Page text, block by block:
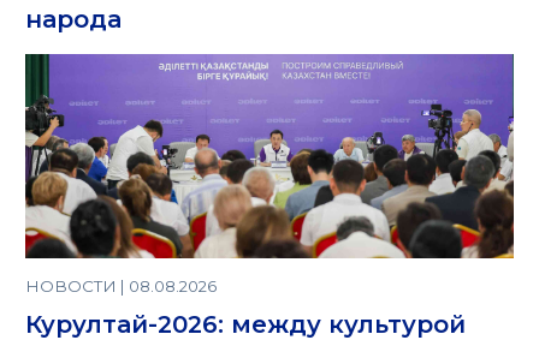
народа
НОВОСТИ | 08.08.2026
Курултай-2026: между культурой